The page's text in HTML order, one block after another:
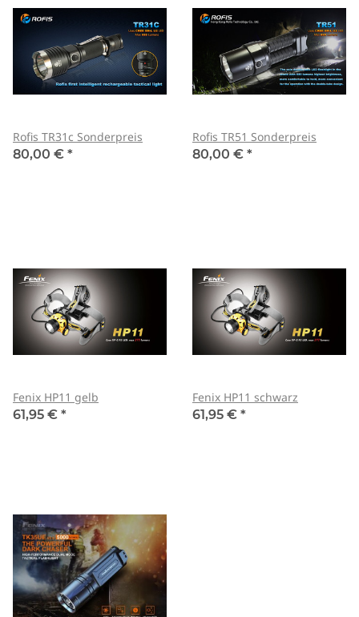
Rofis TR31c Sonderpreis
80,00 € *
Rofis TR51 Sonderpreis
80,00 € *
Fenix HP11 gelb
61,95 € *
Fenix HP11 schwarz
61,95 € *